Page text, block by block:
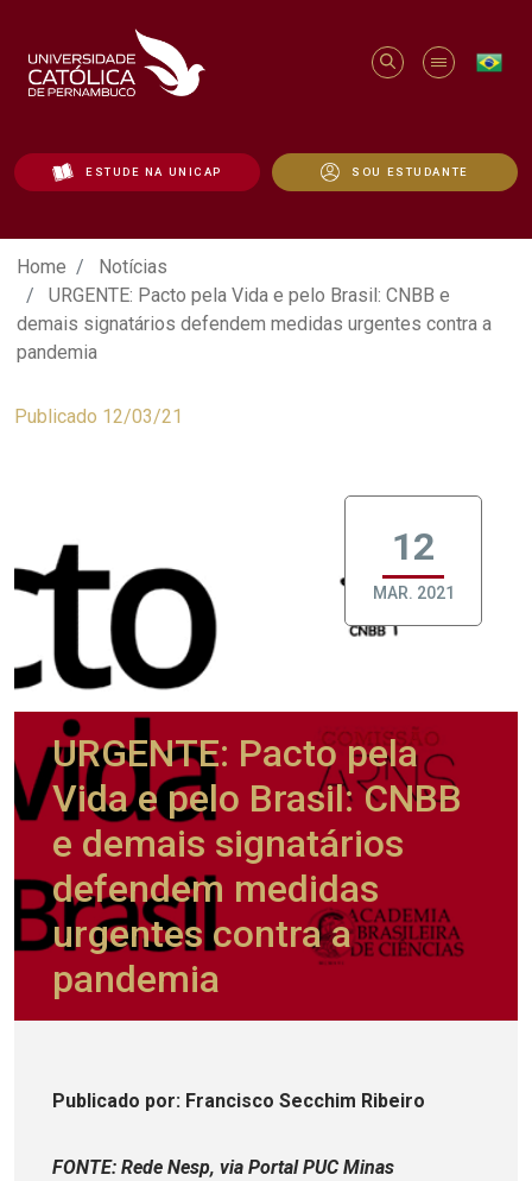
ESTUDE NA UNICAP SOU ESTUDANTE
URGENTE: Pacto pela Vida e pelo
Home
Notícias
URGENTE: Pacto pela Vida e pelo Brasil: CNBB e
demais signatários defendem medidas urgentes contra a
pandemia
Publicado 12/03/21
12
MAR. 2021
URGENTE: Pacto pela
Vida e pelo Brasil: CNBB
e demais signatários
defendem medidas
urgentes contra a
pandemia
Publicado por: Francisco Secchim Ribeiro
FONTE: Rede Nesp, via Portal PUC Minas